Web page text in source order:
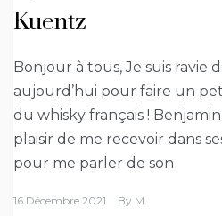
Kuentz
Bonjour à tous, Je suis ravie
aujourd’hui pour faire un
du whisky français !
plaisir de me recevoir dans
pour me parler de son
16 Décembre 2021 By M.